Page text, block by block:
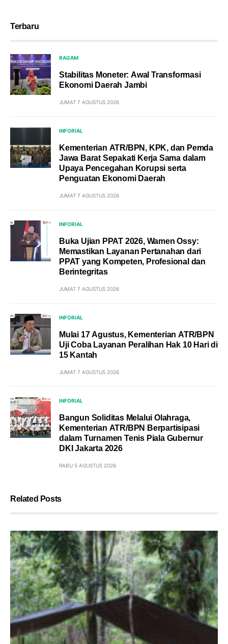
Terbaru
RAGAM
Stabilitas Moneter: Awal Transformasi
Ekonomi Daerah Jambi
JUMAT 7 AGUSTUS 2026
INFORIAL
Kementerian ATR/BPN, KPK, dan Pemda
Jawa Barat Sepakati Kerja Sama dalam
Upaya Pencegahan Korupsi serta
Penguatan Ekonomi Daerah
JUMAT 7 AGUSTUS 2026
INFORIAL
Buka Ujian PPAT 2026, Wamen Ossy:
Memastikan Layanan Pertanahan dari
PPAT yang Kompeten, Profesional dan
Berintegritas
JUMAT 7 AGUSTUS 2026
INFORIAL
Mulai 17 Agustus, Kementerian ATR/BPN
Uji Coba Layanan Peralihan Hak 10 Hari di
15 Kantah
JUMAT 7 AGUSTUS 2026
INFORIAL
Bangun Soliditas Melalui Olahraga,
Kementerian ATR/BPN Berpartisipasi
dalam Turnamen Tenis Piala Gubernur
DKI Jakarta 2026
RABU 5 AGUSTUS 2026
Related Posts